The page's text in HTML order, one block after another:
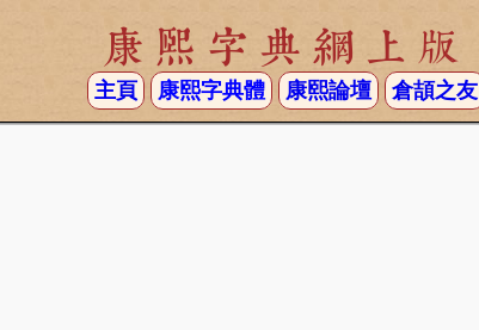
康熙字典網上版
主頁 康熙字典體 康熙論壇 倉頡之友